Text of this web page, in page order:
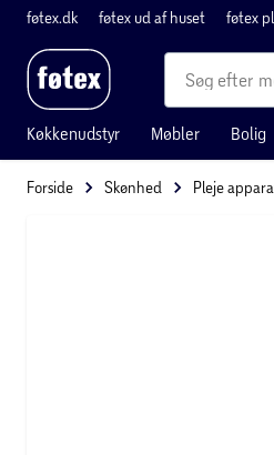
føtex.dk føtex ud af huset føtex
Køkkenudstyr Møbler Bolig
Forside Skønhed Pleje